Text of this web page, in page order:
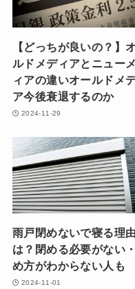
【どっちが良いの？】
ルドメディアとニュー
ィアの違いオールドメ
ア今後衰退するのか
2024-11-29
雨戸閉めないで寝る理由
は？閉める必要がない
め方がわからない人も
2024-11-01